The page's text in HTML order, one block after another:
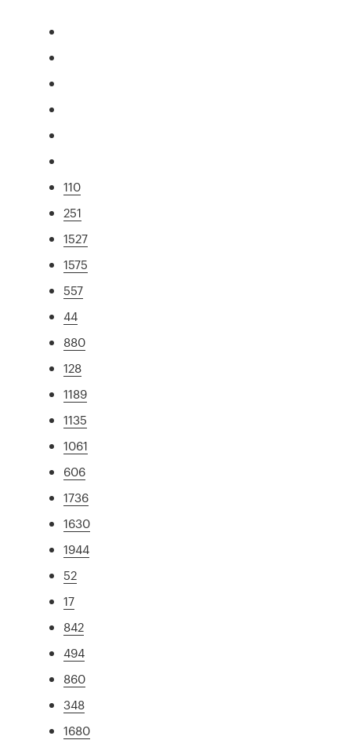
110
251
1527
1575
557
44
880
128
1189
1135
1061
606
1736
1630
1944
52
17
842
494
860
348
1680